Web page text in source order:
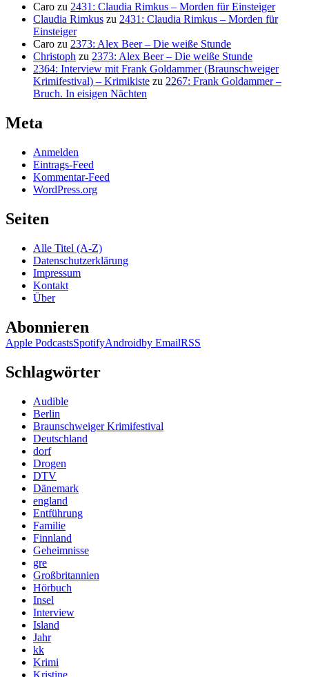
Caro zu 2431: Claudia Rimkus – Morden für Einsteiger
Claudia Rimkus zu 2431: Claudia Rimkus – Morden für
Einsteiger
Caro zu 2373: Alex Beer – Die weiße Stunde
Christoph zu 2373: Alex Beer – Die weiße Stunde
2364: Interview mit Frank Goldammer (Braunschweiger
Krimifestival) – Krimikiste zu 2267: Frank Goldammer –
Bruch. In eisigen Nächten
Meta
Anmelden
Eintrags-Feed
Kommentar-Feed
WordPress.org
Seiten
Alle Titel (A-Z)
Datenschutzerklärung
Impressum
Kontakt
Über
Abonnieren
Apple PodcastsSpotifyAndroidby EmailRSS
Schlagwörter
Audible
Berlin
Braunschweiger Krimifestival
Deutschland
dorf
Drogen
DTV
Dänemark
england
Entführung
Familie
Finnland
Geheimnisse
gre
Großbritannien
Hörbuch
Insel
Interview
Island
Jahr
kk
Krimi
Kristine